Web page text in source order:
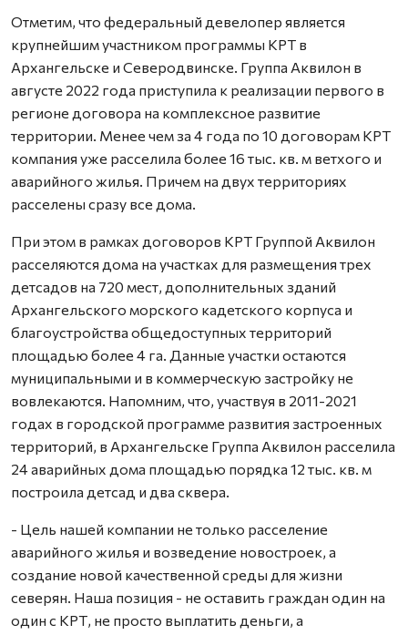
Отметим, что федеральный девелопер является
крупнейшим участником программы КРТ в
Архангельске и Северодвинске. Группа Аквилон в
августе 2022 года приступила к реализации первого в
регионе договора на комплексное развитие
территории. Менее чем за 4 года по 10 договорам КРТ
компания уже расселила более 16 тыс. кв. м ветхого и
аварийного жилья. Причем на двух территориях
расселены сразу все дома.
При этом в рамках договоров КРТ Группой Аквилон
расселяются дома на участках для размещения трех
детсадов на 720 мест, дополнительных зданий
Архангельского морского кадетского корпуса и
благоустройства общедоступных территорий
площадью более 4 га. Данные участки остаются
муниципальными и в коммерческую застройку не
вовлекаются. Напомним, что, участвуя в 2011-2021
годах в городской программе развития застроенных
территорий, в Архангельске Группа Аквилон расселила
24 аварийных дома площадью порядка 12 тыс. кв. м
построила детсад и два сквера.
- Цель нашей компании не только расселение
аварийного жилья и возведение новостроек, а
создание новой качественной среды для жизни
северян. Наша позиция - не оставить граждан один на
один с КРТ, не просто выплатить деньги, а